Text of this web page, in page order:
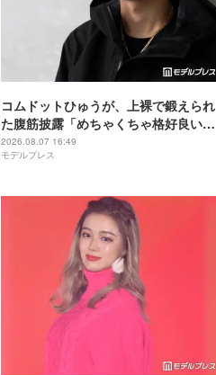
コムドットひゅうが、上裸で鍛えられ
た腹筋披露「めちゃくちゃ格好良い」
「ビジュ爆発してる」の声
2026.08.07 16:49
モデルプレス